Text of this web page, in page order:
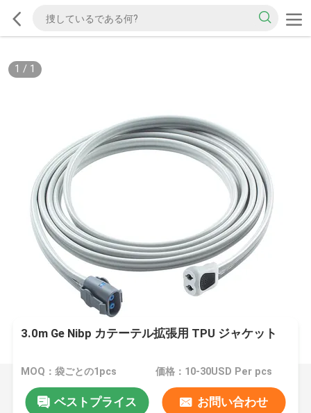
1 / 1
3.0m Ge Nibp カテーテル拡張用 TPU ジャケット
MOQ：袋ごとの1pcs 価格：10-30USD Per pcs
ベストプライス お問い合わせ